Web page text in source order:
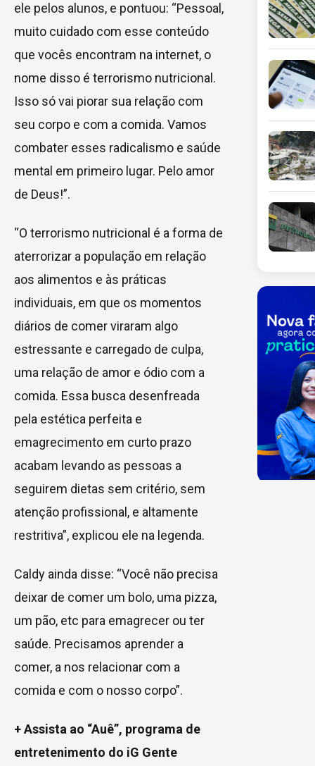
ele pelos alunos, e pontuou: “Pessoal,
muito cuidado com esse conteúdo
que vocês encontram na internet, o
nome disso é terrorismo nutricional.
Isso só vai piorar sua relação com
seu corpo e com a comida. Vamos
combater esses radicalismo e saúde
mental em primeiro lugar. Pelo amor
de Deus!”.
“O terrorismo nutricional é a forma de
aterrorizar a população em relação
aos alimentos e às práticas
individuais, em que os momentos
diários de comer viraram algo
estressante e carregado de culpa,
uma relação de amor e ódio com a
comida. Essa busca desenfreada
pela estética perfeita e
emagrecimento em curto prazo
acabam levando as pessoas a
seguirem dietas sem critério, sem
atenção profissional, e altamente
restritiva”, explicou ele na legenda.
Caldy ainda disse: “Você não precisa
deixar de comer um bolo, uma pizza,
um pão, etc para emagrecer ou ter
saúde. Precisamos aprender a
comer, a nos relacionar com a
comida e com o nosso corpo”.
+ Assista ao “Auê”, programa de
entretenimento do iG Gente